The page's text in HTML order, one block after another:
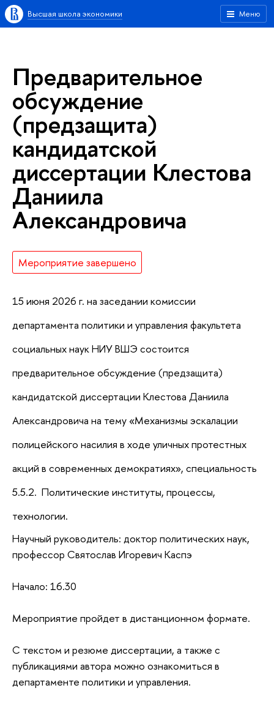
Меню
Высшая школа экономики
Предварительное
обсуждение
(предзащита)
кандидатской
диссертации Клестова
Даниила
Александровича
Мероприятие завершено
15 июня 2026 г. на заседании комиссии
департамента политики и управления факультета
социальных наук НИУ ВШЭ состоится
предварительное обсуждение (предзащита)
кандидатской диссертации Клестова Даниила
Александровича на тему «Механизмы эскалации
полицейского насилия в ходе уличных протестных
акций в современных демократиях», специальность
5.5.2. Политические институты, процессы,
технологии.
Научный руководитель: доктор политических наук,
профессор Святослав Игоревич Каспэ
Начало: 16.30
Мероприятие пройдет в дистанционном формате.
С текстом и резюме диссертации, а также с
публикациями автора можно ознакомиться в
департаменте политики и управления.